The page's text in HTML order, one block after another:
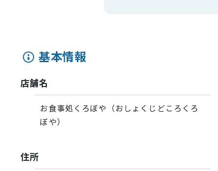
基本情報
店舗名
お食事処くろぼや（おしょくじどころくろ
ぼや）
住所